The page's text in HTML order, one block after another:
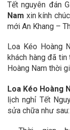
Tết nguyên đán
Nam xin kính
mới An Khang –
Loa Kéo Hoàng
khách hàng đã
Hoàng Nam thời
Loa Kéo Hoàng
lịch nghỉ Tết
sửa chữa như sau: